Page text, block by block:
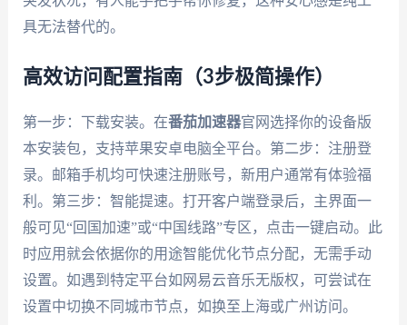
具无法替代的。
高效访问配置指南（3步极简操作）
第一步：下载安装。在番茄加速器官网选择你的设备版
本安装包，支持苹果安卓电脑全平台。第二步：注册登
录。邮箱手机均可快速注册账号，新用户通常有体验福
利。第三步：智能提速。打开客户端登录后，主界面一
般可见“回国加速”或“中国线路”专区，点击一键启动。此
时应用就会依据你的用途智能优化节点分配，无需手动
设置。如遇到特定平台如网易云音乐无版权，可尝试在
设置中切换不同城市节点，如换至上海或广州访问。